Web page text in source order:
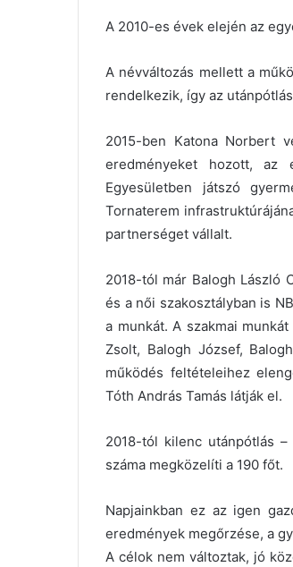
A 2010-es évek elején az
A névváltozás mellett a
rendelkezik, így az
2015-ben Katona Norbert
eredményeket hozott, az
Egyesületben játszó
Tornaterem
partnerséget vállalt.
2018-tól már Balogh László
és a női szakosztályban is
a munkát. A szakmai
Zsolt, Balogh József,
működés feltételeihez
Tóth András Tamás látják el.
2018-tól kilenc utánpótlás
száma megközelíti a 190 főt.
Napjainkban ez az igen
eredmények megőrzése, a
A célok nem változtak, jó